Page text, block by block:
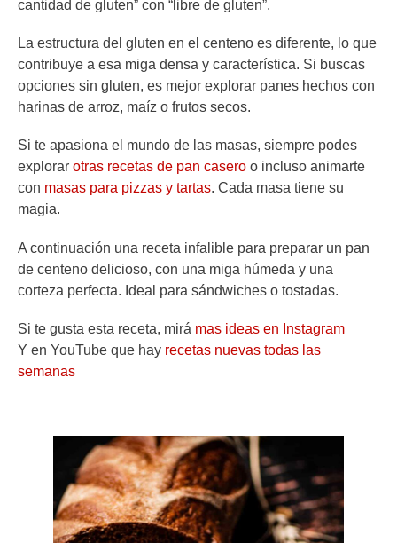
cantidad de gluten” con “libre de gluten”.
La estructura del gluten en el centeno es diferente, lo que
contribuye a esa miga densa y característica. Si buscas
opciones sin gluten, es mejor explorar panes hechos con
harinas de arroz, maíz o frutos secos.
Si te apasiona el mundo de las masas, siempre podes
explorar otras recetas de pan casero o incluso animarte
con masas para pizzas y tartas. Cada masa tiene su
magia.
A continuación una receta infalible para preparar un pan
de centeno delicioso, con una miga húmeda y una
corteza perfecta. Ideal para sándwiches o tostadas.
Si te gusta esta receta, mirá mas ideas en Instagram
Y en YouTube que hay recetas nuevas todas las
semanas